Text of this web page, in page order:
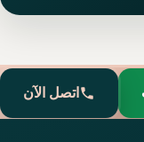
اتصل الآن